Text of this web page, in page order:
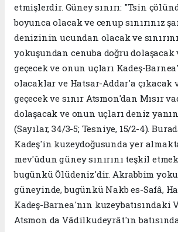
etmişlerdir. Güney sınırı: "Tsin
boyunca olacak ve cenup sınırınız
denizinin ucundan olacak ve
yokuşundan cenuba doğru dolaşacak
geçecek ve onun uçları Kadeş-
olacaklar ve Hatsar-Addar'a çıkacak
geçecek ve sınır Atsmon'dan Mısır
dolaşacak ve onun uçları deniz
(Sayılar, 34/3-5; Tesniye, 15/2-4).
Kadeş'in kuzeydoğusunda yer
mev'ûdun güney sınırını teşkil
bugünkü Ölüdeniz'dir. Akrabbim
güneyinde, bugünkü Nakb es-Safâ,
Kadeş-Barnea'nın kuzeybatısındaki
Atsmon da Vâdilkudeyrât'ın